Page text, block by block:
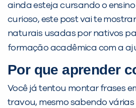
ainda esteja cursando o
curioso, este post vai te
naturais usadas por nativos
formação acadêmica com a
Por que aprender
Você já tentou montar frases
travou, mesmo sabendo